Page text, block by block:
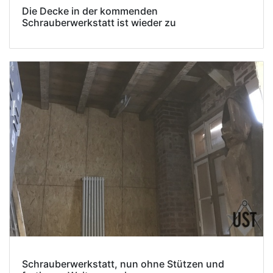
Die Decke in der kommenden
Schrauberwerkstatt ist wieder zu
Schrauberwerkstatt, nun ohne Stützen und